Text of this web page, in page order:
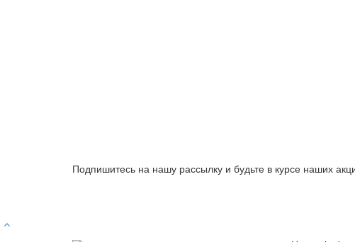
Подпишитесь на нашу рассылку и будьте в курсе наших